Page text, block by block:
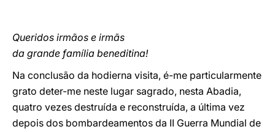
Queridos irmãos e irmãs
da grande família beneditina!
Na conclusão da hodierna visita, é-me particularmente
grato deter-me neste lugar sagrado, nesta Abadia,
quatro vezes destruída e reconstruída, a última vez
depois dos bombardeamentos da II Guerra Mundial de